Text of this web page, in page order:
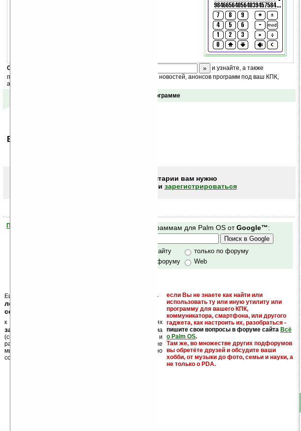
Скоро
и узнайте, а также
получайте ежедневный или еженедельный дайджест новостей, анонсов программ под ваш КПК,
акций сайта на ваш почтовый ящик.
Отзывы о программе
Ваше мнение будет первым.
Чтобы писать комментарии вам нужно
или зарегистрироваться
Помогите Ладошкам стать лучше
Поиск по программам для Palm OS отGoogle™:
только по сайту
только по форуму
по сайту и форуму
Web
Еще раз обращаем внимание, что
кейгены, кряки -
лекарства, серийные номера, ключи и
ссылки на варезные сайты
если Вы не знаете как найти или
использовать ту или иную утилиту или
программу для вашего КПК,
коммуникатора, смартфона, или другого
гаджета, как настроить их, разобраться -
пишите свои вопросы в форуме сайта Всё
о Palm OS.
Там же, во множестве других подфорумов
вы обретёте друзей и обсудите ваши
хобби, от музыки до фото, семьи и науки, а
не только о PDA.
к публикации на нашем сайте в комментариях
запрещены
, как и несанкционированная реклама
(спам). Мы поддерживаем авторов программ и
развитие легального программного обеспечения. Также
мы призываем Вас поддерживать авторов, особенно
создающих бесплатные (freeware) программы.